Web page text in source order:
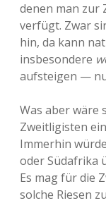
denen man zur
verfügt. Zwar
hin, da kann
insbesondere
aufsteigen —
Was aber wäre
Zweitligisten
Immerhin
oder Südafrika
Es mag für die
solche Riesen